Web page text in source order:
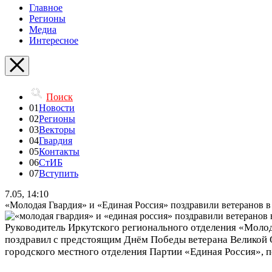
Главное
Регионы
Медиа
Интересное
Поиск
01Новости
02Регионы
03Векторы
04Гвардия
05Контакты
06СтИБ
07Вступить
7.05, 14:10
«Молодая Гвардия» и «Единая Россия» поздравили
Руководитель Иркутского регионального отделения
поздравил с предстоящим Днём Победы ветерана Великой
городского местного отделения Партии «Единая